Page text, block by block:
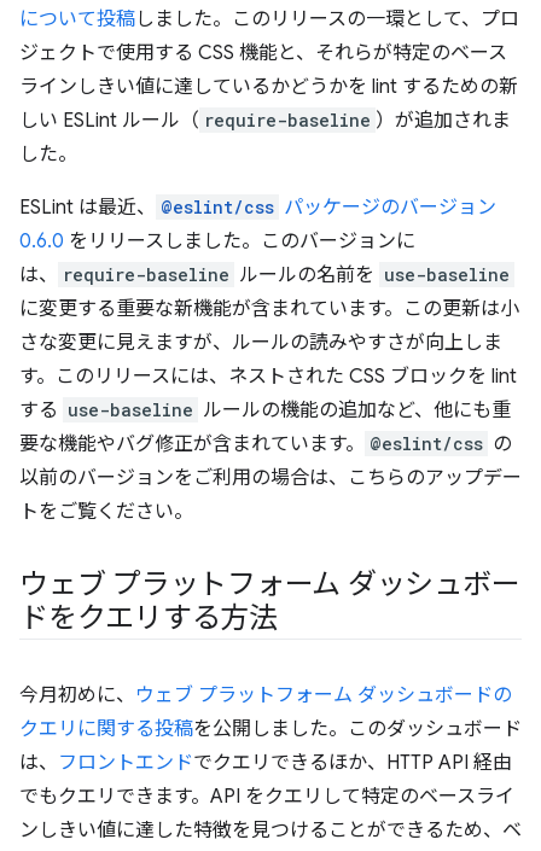
について投稿しました。このリリースの一環として、プロ
ジェクトで使用する CSS 機能と、それらが特定のベース
ラインしきい値に達しているかどうかを lint するための新
しい ESLint ルール（ require-baseline ）が追加されま
した。
ESLint は最近、 @eslint/css パッケージのバージョン
0.6.0 をリリースしました。このバージョンに
は、
require-baseline ルールの名前を use-baseline
に変更する重要な新機能が含まれています。この更新は小
さな変更に見えますが、ルールの読みやすさが向上しま
す。このリリースには、ネストされた CSS ブロックを lint
する use-baseline ルールの機能の追加など、他にも重
要な機能やバグ修正が含まれています。
@eslint/css の
以前のバージョンをご利用の場合は、こちらのアップデー
トをご覧ください。
ウェブ プラットフォーム ダッシュボー
ドをクエリする方法
今月初めに、 ウェブ プラットフォーム ダッシュボードの
クエリに関する投稿を公開しました。このダッシュボード
は、 フロントエンドでクエリできるほか、HTTP API 経由
でもクエリできます。API をクエリして特定のベースライ
ンしきい値に達した特徴を見つけることができるため、ベ